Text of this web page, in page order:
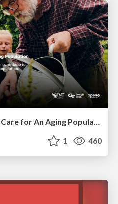
Leveraging Curiosity to Care for An Aging Population
1 460